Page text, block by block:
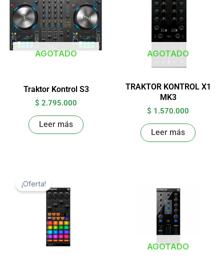
AGOTADO
Traktor Kontrol S3
$ 2.795.000
Leer más
AGOTADO
TRAKTOR KONTROL X1
MK3
$ 1.570.000
Leer más
¡Oferta!
original
era:
$ 1.182.000.
AGOTADO